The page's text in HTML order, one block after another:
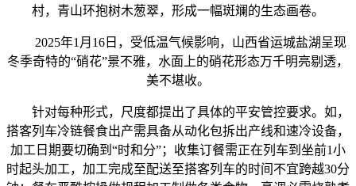
村，青山环抱树木葱翠，形成一幅斑斓的生态画卷。
2025年1月16日，受低温气候影响，山西省运城盐湖呈现
冬季奇特的“硝花”景不雅，水面上的硝花形态万千明亮剔透，
美不堪收。
针对每种形式，尺度都提出了具体的平安管控要求。如，
搭客列车冷链餐食出产需具备从动化包拆出产线和速冷设备，
加工日期要切确到“时和分”；收集订餐需正在列车到坐前1小
时起头加工，加工完成至配送至搭客列车的时间不宜跨越30分